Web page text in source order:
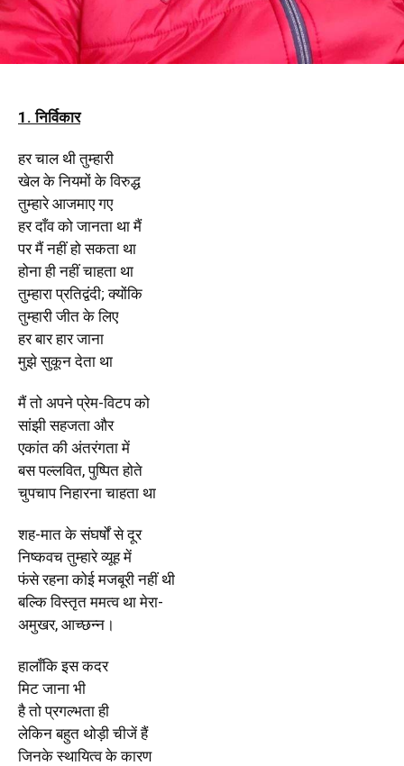
1. निर्विकार
हर चाल थी तुम्हारी
खेल के नियमों के विरुद्ध
तुम्हारे आजमाए गए
हर दाँव को जानता था मैं
पर मैं नहीं हो सकता था
होना ही नहीं चाहता था
तुम्हारा प्रतिद्वंदी; क्योंकि
तुम्हारी जीत के लिए
हर बार हार जाना
मुझे सुकून देता था
मैं तो अपने प्रेम-विटप को
सांझी सहजता और
एकांत की अंतरंगता में
बस पल्लवित, पुष्पित होते
चुपचाप निहारना चाहता था
शह-मात के संघर्षों से दूर
निष्कवच तुम्हारे व्यूह में
फंसे रहना कोई मजबूरी नहीं थी
बल्कि विस्तृत ममत्व था मेरा-
अमुखर, आच्छन्न।
हालाँकि इस कदर
मिट जाना भी
है तो प्रगल्भता ही
लेकिन बहुत थोड़ी चीजें हैं
जिनके स्थायित्व के कारण